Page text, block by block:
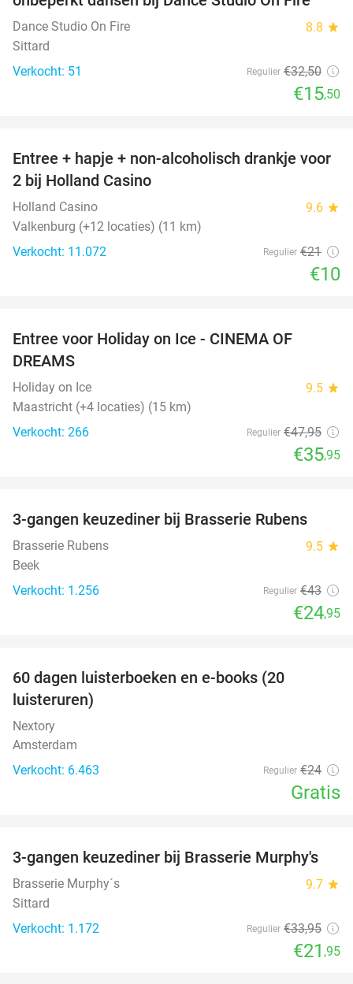
Dance Studio On Fire 8.8 star
Sittard
Verkocht: 51
Regulier €32,50
€15,50
52%
Entree + hapje + non-alcoholisch drankje voor
2 bij Holland Casino
Holland Casino 9.6 star
Valkenburg (+12 locaties) (11 km)
Verkocht: 11.072
Regulier €21
€10
Entree voor Holiday on Ice - CINEMA OF
DREAMS
Holiday on Ice 9.5 star
Maastricht (+4 locaties) (15 km)
Verkocht: 266
Regulier €47,95
€35,95
42%
3-gangen keuzediner bij Brasserie Rubens
Brasserie Rubens 9.5 star
Beek
Verkocht: 1.256
Regulier €43
€24,95
60 dagen luisterboeken en e-books (20
luisteruren)
Nextory
Amsterdam
Verkocht: 6.463
Regulier €24
Gratis
35%
3-gangen keuzediner bij Brasserie Murphy's
Brasserie Murphy´s 9.7 star
Sittard
Verkocht: 1.172
Regulier €33,95
€21 ,95